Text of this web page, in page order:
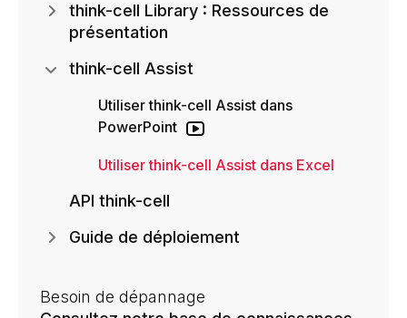
think-cell Library : Ressources de
présentation
think-cell Assist
Utiliser think-cell Assist dans
PowerPoint
Utiliser think-cell Assist dans Excel
API think-cell
Guide de déploiement
Besoin de dépannage